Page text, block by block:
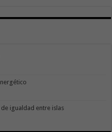
igualdad entre islas